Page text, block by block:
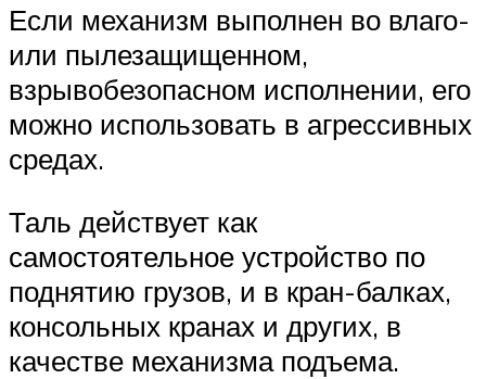
Если механизм выполнен во влаго-
или пылезащищенном,
взрывобезопасном исполнении, его
можно использовать в агрессивных
средах.
Таль действует как
самостоятельное устройство по
поднятию грузов, и в кран-балках,
консольных кранах и других, в
качестве механизма подъема.